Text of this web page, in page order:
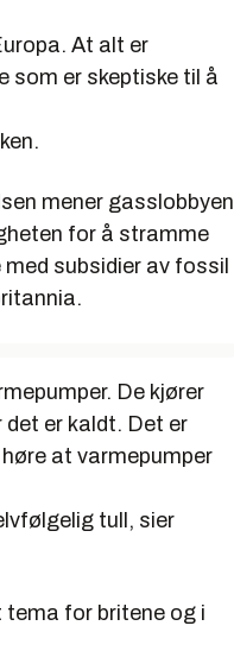
At alt er
som er skeptiske til å
mener gasslobbyen
for å stramme
subsidier av fossil
De kjører
det er kaldt. Det er
at varmepumper
tull, sier
tema for britene og i